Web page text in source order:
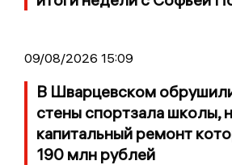
09/08/2026 15:09
В Шварцевском
стены спортзала школы,
капитальный ремонт
190 млн рублей